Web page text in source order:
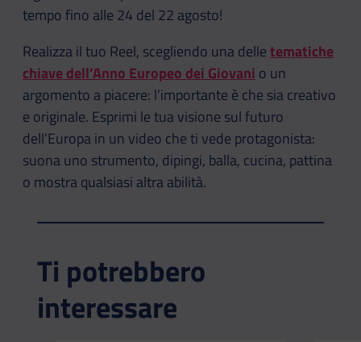
tempo fino alle 24 del 22 agosto!
Realizza il tuo Reel, scegliendo una delletematiche
chiave dell’Anno Europeo dei Giovani o un
argomento a piacere: l’importante è che sia creativo
e originale. Esprimi le tua visione sul futuro
dell’Europa in un video che ti vede protagonista:
suona uno strumento, dipingi, balla, cucina, pattina
o mostra qualsiasi altra abilità.
Ti potrebbero
interessare